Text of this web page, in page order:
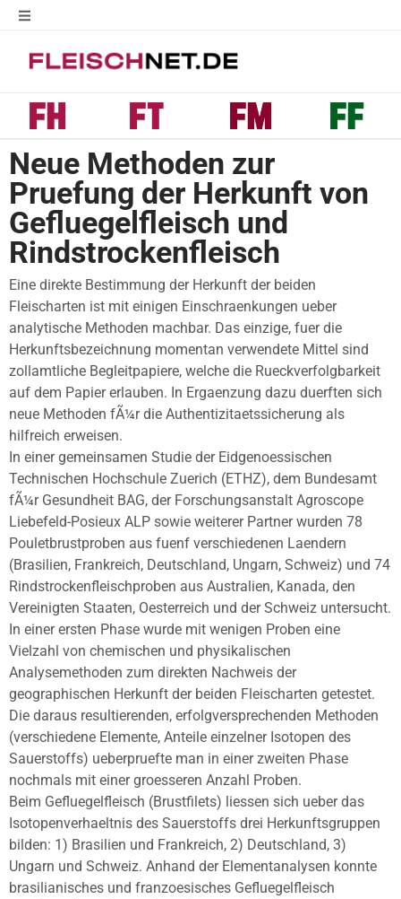
Neue Methoden zur
Pruefung der Herkunft von
Gefluegelfleisch und
Rindstrockenfleisch
Eine direkte Bestimmung der Herkunft der beiden
Fleischarten ist mit einigen Einschraenkungen ueber
analytische Methoden machbar. Das einzige, fuer die
Herkunftsbezeichnung momentan verwendete Mittel sind
zollamtliche Begleitpapiere, welche die Rueckverfolgbarkeit
auf dem Papier erlauben. In Ergaenzung dazu duerften sich
neue Methoden fÃ¼r die Authentizitaetssicherung als
hilfreich erweisen.
In einer gemeinsamen Studie der Eidgenoessischen
Technischen Hochschule Zuerich (ETHZ), dem Bundesamt
fÃ¼r Gesundheit BAG, der Forschungsanstalt Agroscope
Liebefeld-Posieux ALP sowie weiterer Partner wurden 78
Pouletbrustproben aus fuenf verschiedenen Laendern
(Brasilien, Frankreich, Deutschland, Ungarn, Schweiz) und 74
Rindstrockenfleischproben aus Australien, Kanada, den
Vereinigten Staaten, Oesterreich und der Schweiz untersucht.
In einer ersten Phase wurde mit wenigen Proben eine
Vielzahl von chemischen und physikalischen
Analysemethoden zum direkten Nachweis der
geographischen Herkunft der beiden Fleischarten getestet.
Die daraus resultierenden, erfolgversprechenden Methoden
(verschiedene Elemente, Anteile einzelner Isotopen des
Sauerstoffs) ueberpruefte man in einer zweiten Phase
nochmals mit einer groesseren Anzahl Proben.
Beim Gefluegelfleisch (Brustfilets) liessen sich ueber das
Isotopenverhaeltnis des Sauerstoffs drei Herkunftsgruppen
bilden: 1) Brasilien und Frankreich, 2) Deutschland, 3)
Ungarn und Schweiz. Anhand der Elementanalysen konnte
brasilianisches und franzoesisches Gefluegelfleisch